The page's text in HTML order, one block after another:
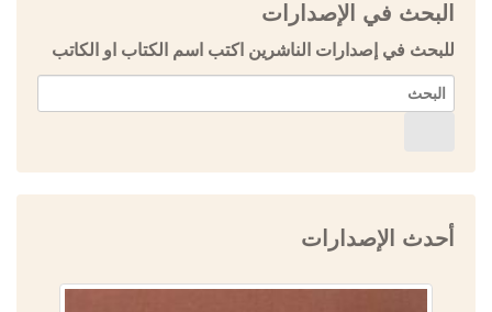
البحث في الإصدارات
للبحث في إصدارات الناشرين اكتب اسم الكتاب او الكاتب
أحدث الإصدارات